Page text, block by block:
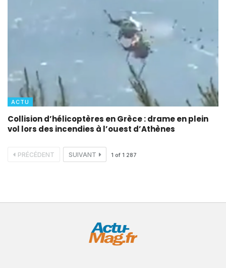
ACTU
Collision d’hélicoptères en Grèce : drame en plein
vol lors des incendies à l’ouest d’Athènes
PRÉCÉDENT SUIVANT 1 of 1 287